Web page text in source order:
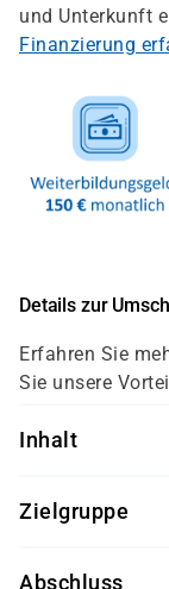
und Unterkunft
Finanzierung
Details zur
Erfahren Sie
Sie unsere
Inhalt
Fachrichtung
Zielgruppe
Abschluss